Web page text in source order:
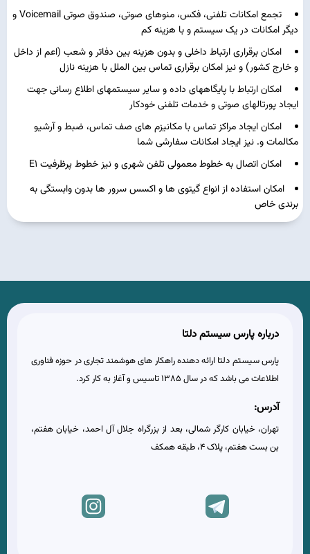
تجمع امکانات تلفنی، فکس، منوهای صوتی، صندوق صوتی Voicemail و
دیگر امکانات در یک سیستم و با هزینه کم
امکان برقراری ارتباط داخلی و بدون هزینه بین دفاتر و شعب (اعم از داخل
و خارج کشور) و نیز امکان برقراری تماس بین الملل با هزینه نازل
امکان ارتباط با پایگاههای داده و سایر سیستمهای اطلاع رسانی جهت
ایجاد پورتالهای صوتی و خدمات تلفنی خودکار
امکان ایجاد مراکز تماس با مکانیزم های صف تماس، ضبط و آرشیو
مکالمات و. نیز ایجاد امکانات سفارشی شما
امکان اتصال به خطوط معمولی تلفن شهری و نیز خطوط پرظرفیت E1
امکان استفاده از انواع گیتوی ها و اکسس سرور ها بدون وابستگی به
برندی خاص
درباره پارس سیستم دلتا
پارس سیستم دلتا ارائه دهنده راهکار های هوشمند تجاری در حوزه فناوری
اطلاعات می باشد که در سال 1385 تاسیس و آغاز به کار کرد.
آدرس:
تهران، خیابان کارگر شمالی، بعد از بزرگراه جلال آل احمد، خیابان هفتم،
بن بست هفتم، پلاک 4، طبقه همکف